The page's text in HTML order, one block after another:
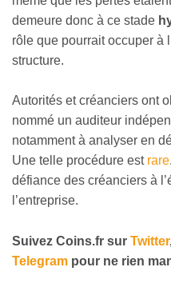
demeure donc à ce stade
rôle que pourrait occuper à
structure.
Autorités et créanciers ont
nommé un auditeur
notamment à analyser en
Une telle procédure est rare
défiance des créanciers à
l’entreprise.
Suivez Coins.fr sur Twitter
Telegram pour ne rien